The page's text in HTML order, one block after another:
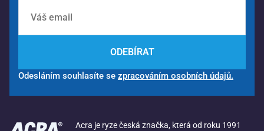
ODEBÍRAT
Odesláním souhlasíte se zpracováním osobních údajů.
Acra je ryze česká značka, která od roku 1991